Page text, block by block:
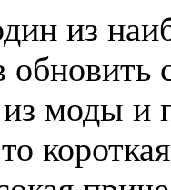
из
обновить
моды и